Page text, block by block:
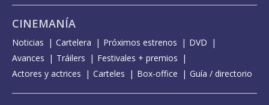
CINEMANÍA
Noticias Cartelera Próximos estrenos
DVD
Avances
Tráilers
Festivales + premios
Actores y actrices
Carteles Box-office Guía / directorio